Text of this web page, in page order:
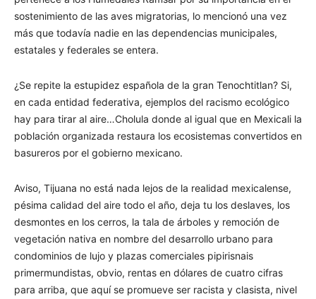
sostenimiento de las aves migratorias, lo mencionó una vez
más que todavía nadie en las dependencias municipales,
estatales y federales se entera.
¿Se repite la estupidez española de la gran Tenochtitlan? Si,
en cada entidad federativa, ejemplos del racismo ecológico
hay para tirar al aire…Cholula donde al igual que en Mexicali la
población organizada restaura los ecosistemas convertidos en
basureros por el gobierno mexicano.
Aviso, Tijuana no está nada lejos de la realidad mexicalense,
pésima calidad del aire todo el año, deja tu los deslaves, los
desmontes en los cerros, la tala de árboles y remoción de
vegetación nativa en nombre del desarrollo urbano para
condominios de lujo y plazas comerciales pipirisnais
primermundistas, obvio, rentas en dólares de cuatro cifras
para arriba, que aquí se promueve ser racista y clasista, nivel